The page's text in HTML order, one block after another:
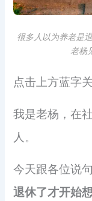
很多人以为养老是
老杨
点击上方蓝字
我是老杨，在
人。
今天跟各位说
退休了才开始想